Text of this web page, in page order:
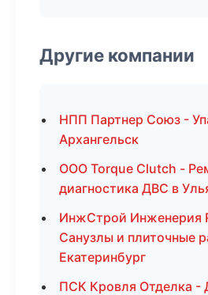
Другие компании
НПП Партнер Союз -
Архангельск
ООО Torque Clutch -
диагностика ДВС в
ИнжСтрой Инженерия
Санузлы и плиточные
Екатеринбург
ПСК Кровля Отделка -